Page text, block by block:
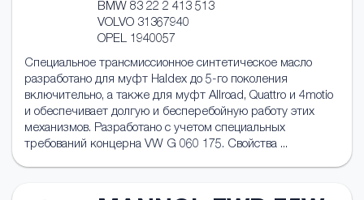
BMW 83 22 2 413 513
VOLVO 31367940
OPEL 1940057
Специальное трансмиссионное синтетическое масло
разработано для муфт Haldex до 5-го поколения
включительно, а также для муфт Allroad, Quattro и 4motio
и обеспечивает долгую и бесперебойную работу этих
механизмов. Разработано с учетом специальных
требований концерна VW G 060 175. Свойства ...